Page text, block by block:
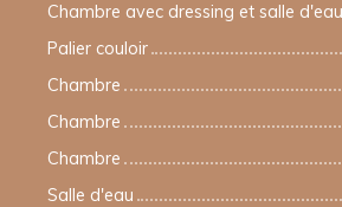
Chambre avec dressing et salle d'eau
Palier couloir
Chambre
Chambre
Chambre
Salle d'eau